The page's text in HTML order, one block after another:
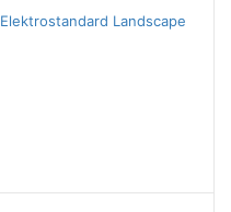
Landscape